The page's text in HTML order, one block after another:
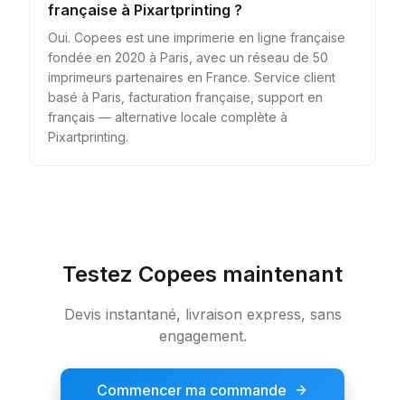
française à Pixartprinting ?
Oui. Copees est une imprimerie en ligne française
fondée en 2020 à Paris, avec un réseau de 50
imprimeurs partenaires en France. Service client
basé à Paris, facturation française, support en
français — alternative locale complète à
Pixartprinting.
Testez Copees maintenant
Devis instantané, livraison express, sans
engagement.
Commencer ma commande